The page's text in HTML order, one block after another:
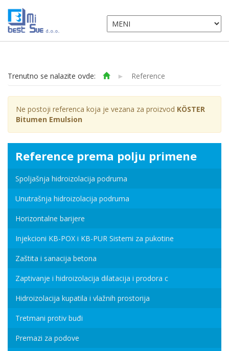
Trenutno se nalazite ovde: ► Reference
Ne postoji referenca koja je vezana za proizvod KÖSTER
Bitumen Emulsion
Reference prema polju primene
Spoljašnja hidroizolacija podruma
Unutrašnja hidroizolacija podruma
Horizontalne barijere
Injekcioni KB-POX i KB-PUR Sistemi za pukotine
Zaštita i sanacija betona
Zaptivanje i hidroizolacija dilatacija i prodora c
Hidroizolacija kupatila i vlažnih prostorija
Tretmani protiv buđi
Premazi za podove